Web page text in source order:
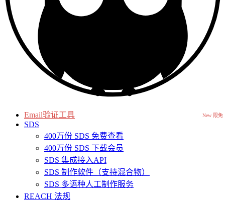
Email验证工具 New 限免
SDS
400万份 SDS 免费查看
400万份 SDS 下载会员
SDS 集成接入API
SDS 制作软件（支持混合物）
SDS 多语种人工制作服务
REACH 法规